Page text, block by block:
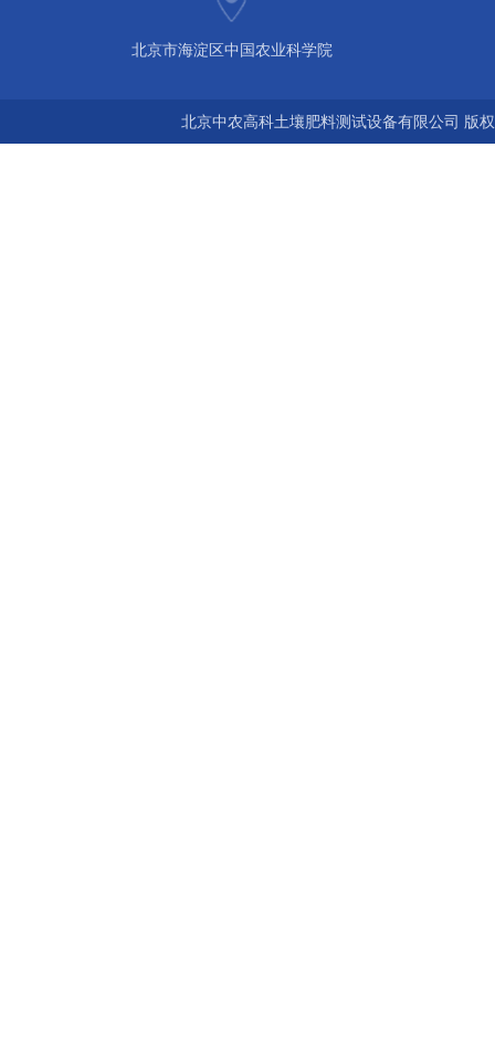
北京市海淀区中国农业科学院
北京中农高科土壤肥料测试设备有限公司 版